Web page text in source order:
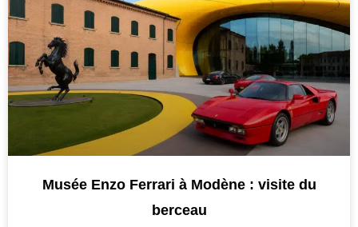
Musée Enzo Ferrari à Modène : visite du
berceau